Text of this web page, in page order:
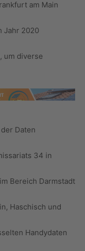
am Main
Jahr 2020
um diverse
Daten
34 in
Bereich Darmstadt
Haschisch und
Handydaten